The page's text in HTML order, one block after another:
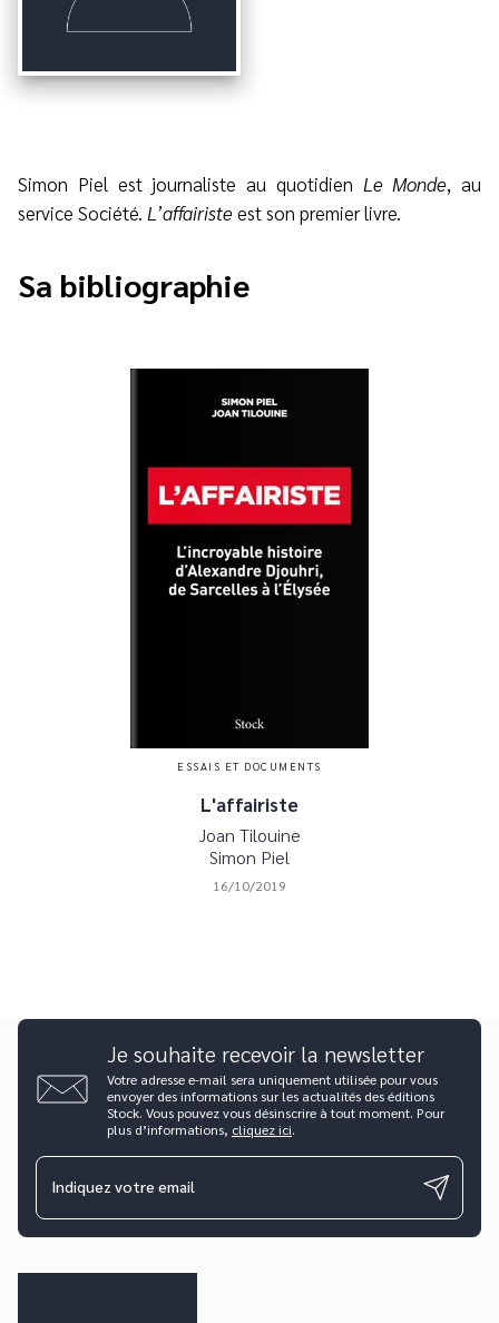
Simon Piel est journaliste au quotidien Le Monde, au
service Société. L’affairisteest son premier livre.
Sa bibliographie
ESSAIS ET DOCUMENTS
L'affairiste
Joan Tilouine
Simon Piel
16/10/2019
Je souhaite recevoir la newsletter
Votre adresse e-mail sera uniquement utilisée pour vous
envoyer des informations sur les actualités des éditions
Stock. Vous pouvez vous désinscrire à tout moment. Pour
plus d’informations, cliquez ici.
Indiquez votre email